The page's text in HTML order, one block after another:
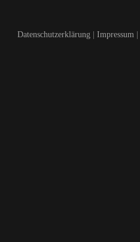
Datenschutzerklärung| Impressum |